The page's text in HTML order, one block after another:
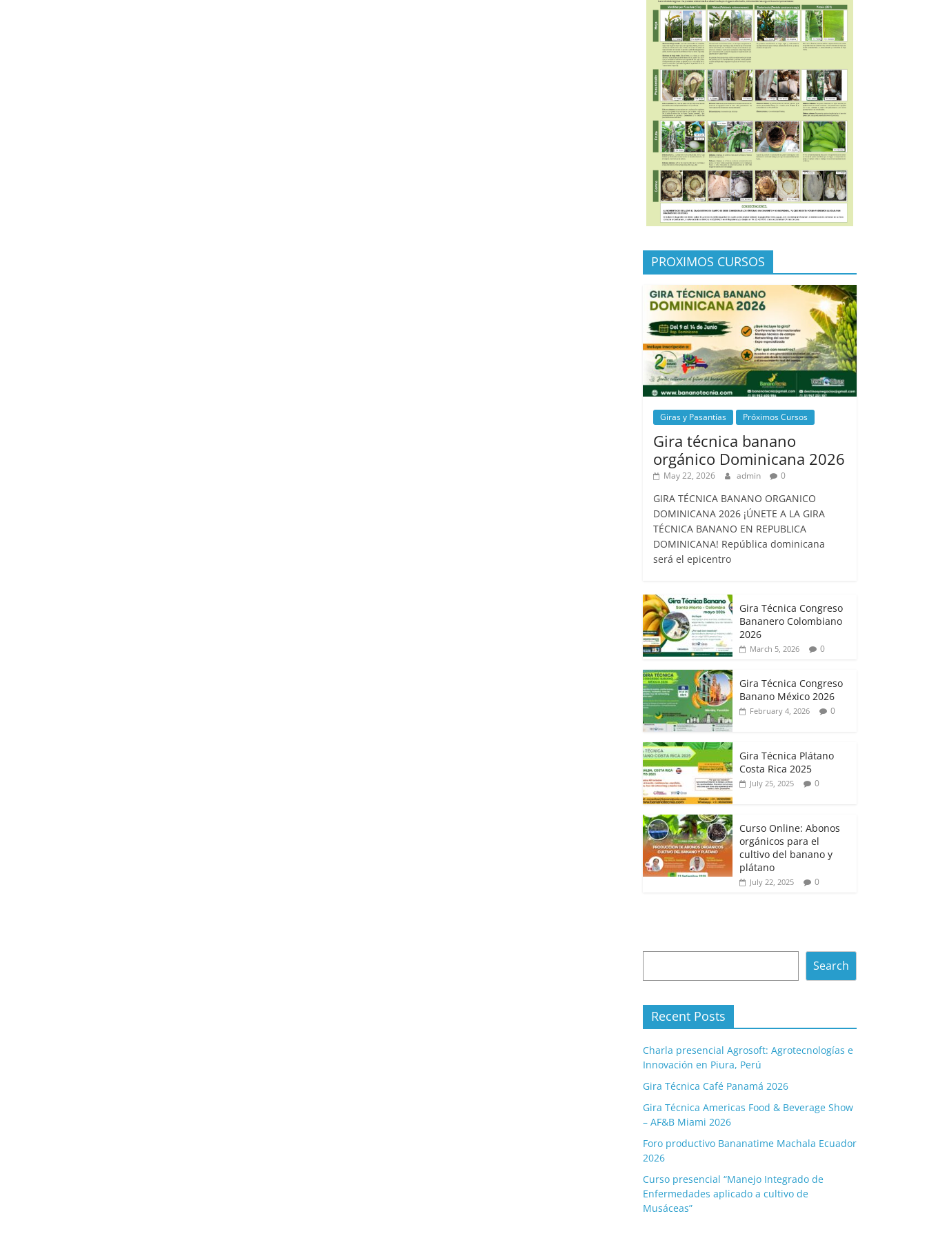
PROXIMOS CURSOS
Giras y Pasantías Próximos Cursos
Gira técnica banano
orgánico Dominicana 2026
May 22, 2026 admin 0
GIRA TÉCNICA BANANO ORGANICO
DOMINICANA 2026 ¡ÚNETE A LA GIRA
TÉCNICA BANANO EN REPUBLICA
DOMINICANA! República dominicana
será el epicentro
Gira Técnica Congreso
Bananero Colombiano
2026
March 5, 2026 0
Gira Técnica Congreso
Banano México 2026
February 4, 2026 0
Gira Técnica Plátano
Costa Rica 2025
July 25, 2025 0
Curso Online: Abonos
orgánicos para el
cultivo del banano y
plátano
July 22, 2025 0
Search
Recent Posts
Charla presencial Agrosoft: Agrotecnologías e
Innovación en Piura, Perú
Gira Técnica Café Panamá 2026
Gira Técnica Americas Food & Beverage Show
– AF&B Miami 2026
Foro productivo Bananatime Machala Ecuador
2026
Curso presencial “Manejo Integrado de
Enfermedades aplicado a cultivo de
Musáceas”